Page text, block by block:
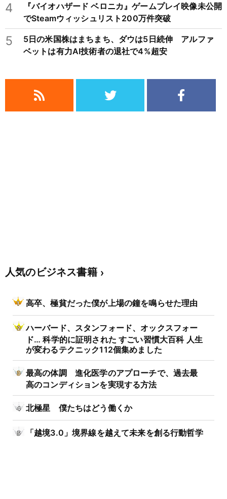
4
『バイオハザード ベロニカ』ゲームプレイ映像未公開
でSteamウィッシュリスト200万件突破
5
5日の米国株はまちまち、ダウは5日続伸 アルファ
ベットは有力AI技術者の退社で4%超安
人気のビジネス書籍
高卒、極貧だった僕が上場の鐘を鳴らせた理由
ハーバード、スタンフォード、オックスフォー
ド… 科学的に証明された すごい習慣大百科 人生
が変わるテクニック112個集めました
最高の体調 進化医学のアプローチで、過去最
高のコンディションを実現する方法
北極星 僕たちはどう働くか
「越境3.0」境界線を越えて未来を創る行動哲学